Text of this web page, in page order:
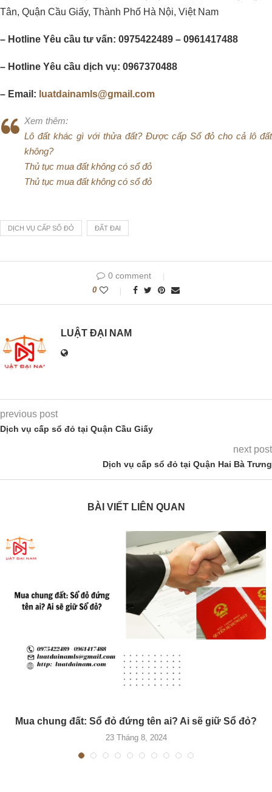
Tân, Quận Cầu Giấy, Thành Phố Hà Nội, Việt Nam
– Hotline Yêu cầu tư vấn: 0975422489 – 0961417488
– Hotline Yêu cầu dịch vụ: 0967370488
– Email: luatdainamls@gmail.com
Xem thêm:
Lô đất khác gì với thửa đất? Được cấp Sổ đỏ cho cả lô đất
không?
Thủ tục mua đất không có sổ đỏ
Thủ tục mua đất không có sổ đỏ
DỊCH VỤ CẤP SỔ ĐỎ ĐẤT ĐAI
0 comment
0
LUẬT ĐẠI NAM
previous post
Dịch vụ cấp sổ đỏ tại Quận Cầu Giấy
next post
Dịch vụ cấp sổ đỏ tại Quận Hai Bà Trưng
BÀI VIẾT LIÊN QUAN
Mua chung đất: Sổ đỏ đứng tên ai? Ai sẽ giữ Sổ đỏ?
23 Tháng 8, 2024